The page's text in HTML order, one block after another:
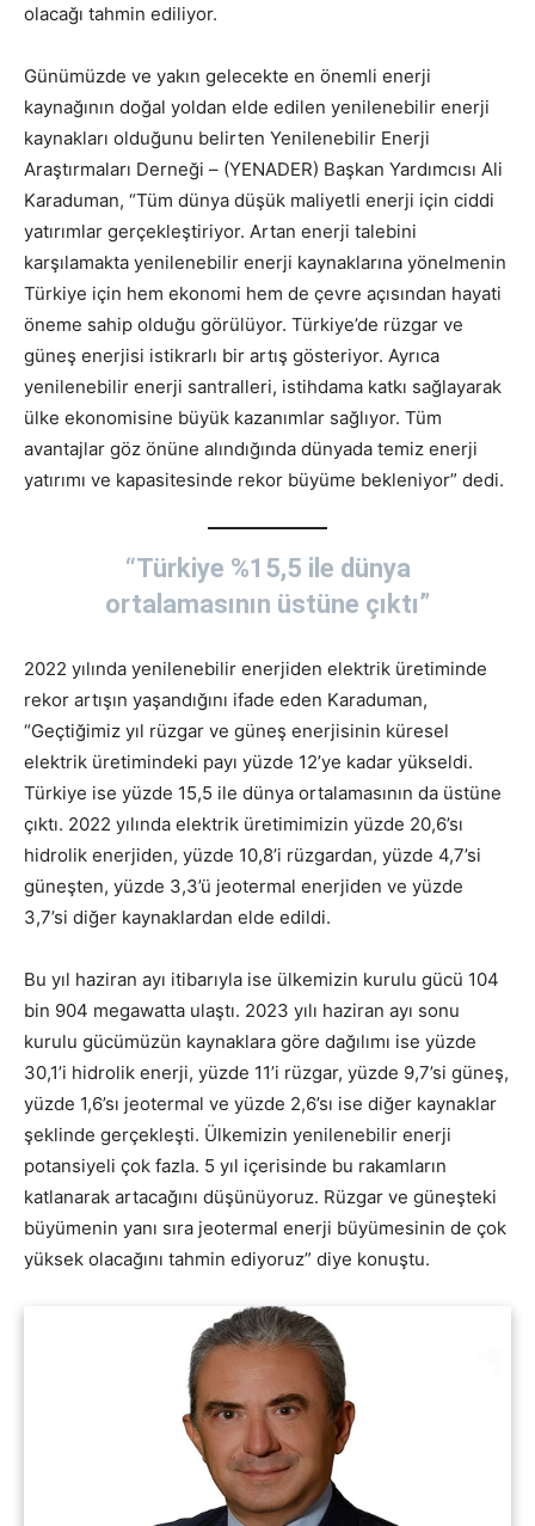
olacağı tahmin ediliyor.
Günümüzde ve yakın gelecekte en önemli enerji
kaynağının doğal yoldan elde edilen yenilenebilir enerji
kaynakları olduğunu belirten Yenilenebilir Enerji
Araştırmaları Derneği – (YENADER) Başkan Yardımcısı Ali
Karaduman, “Tüm dünya düşük maliyetli enerji için ciddi
yatırımlar gerçekleştiriyor. Artan enerji talebini
karşılamakta yenilenebilir enerji kaynaklarına yönelmenin
Türkiye için hem ekonomi hem de çevre açısından hayati
öneme sahip olduğu görülüyor. Türkiye’de rüzgar ve
güneş enerjisi istikrarlı bir artış gösteriyor. Ayrıca
yenilenebilir enerji santralleri, istihdama katkı sağlayarak
ülke ekonomisine büyük kazanımlar sağlıyor. Tüm
avantajlar göz önüne alındığında dünyada temiz enerji
yatırımı ve kapasitesinde rekor büyüme bekleniyor” dedi.
“Türkiye %15,5 ile dünya
ortalamasının üstüne çıktı”
2022 yılında yenilenebilir enerjiden elektrik üretiminde
rekor artışın yaşandığını ifade eden Karaduman,
“Geçtiğimiz yıl rüzgar ve güneş enerjisinin küresel
elektrik üretimindeki payı yüzde 12’ye kadar yükseldi.
Türkiye ise yüzde 15,5 ile dünya ortalamasının da üstüne
çıktı. 2022 yılında elektrik üretimimizin yüzde 20,6’sı
hidrolik enerjiden, yüzde 10,8’i rüzgardan, yüzde 4,7’si
güneşten, yüzde 3,3’ü jeotermal enerjiden ve yüzde
3,7’si diğer kaynaklardan elde edildi.
Bu yıl haziran ayı itibarıyla ise ülkemizin kurulu gücü 104
bin 904 megawatta ulaştı. 2023 yılı haziran ayı sonu
kurulu gücümüzün kaynaklara göre dağılımı ise yüzde
30,1’i hidrolik enerji, yüzde 11’i rüzgar, yüzde 9,7’si güneş,
yüzde 1,6’sı jeotermal ve yüzde 2,6’sı ise diğer kaynaklar
şeklinde gerçekleşti. Ülkemizin yenilenebilir enerji
potansiyeli çok fazla. 5 yıl içerisinde bu rakamların
katlanarak artacağını düşünüyoruz. Rüzgar ve güneşteki
büyümenin yanı sıra jeotermal enerji büyümesinin de çok
yüksek olacağını tahmin ediyoruz” diye konuştu.